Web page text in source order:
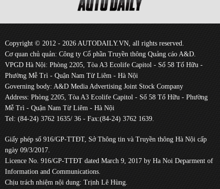
Copyright © 2012 - 2026 AUTODAILY.VN, all rights reserved.
Cơ quan chủ quản: Công ty Cổ phần Truyền thông Quảng cáo A&D.
VPGD Hà Nội: Phòng 2205, Tòa A3 Ecolife Capitol - Số 58 Tố Hữu -
Phường Mễ Trì - Quận Nam Từ Liêm - Hà Nội
Governing body: A&D Media Advertising Joint Stock Company
Address: Phòng 2205, Tòa A3 Ecolife Capitol - Số 58 Tố Hữu - Phường
Mễ Trì - Quận Nam Từ Liêm - Hà Nội
Tel: (84-24) 3762 1635/ 36 - Fax:(84-24) 3762 1639.
Giấy phép số 916/GP-TTĐT, Sở Thông tin và Truyền thông Hà Nội cấp
ngày 09/3/2017.
Licence No. 916/GP-TTĐT dated March 9, 2017 by Ha Noi Deparment of
Information and Communications.
Chịu trách nhiệm nội dung: Trịnh Lê Hùng.